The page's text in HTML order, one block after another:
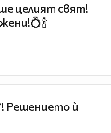
целият свят!
Решението ѝ